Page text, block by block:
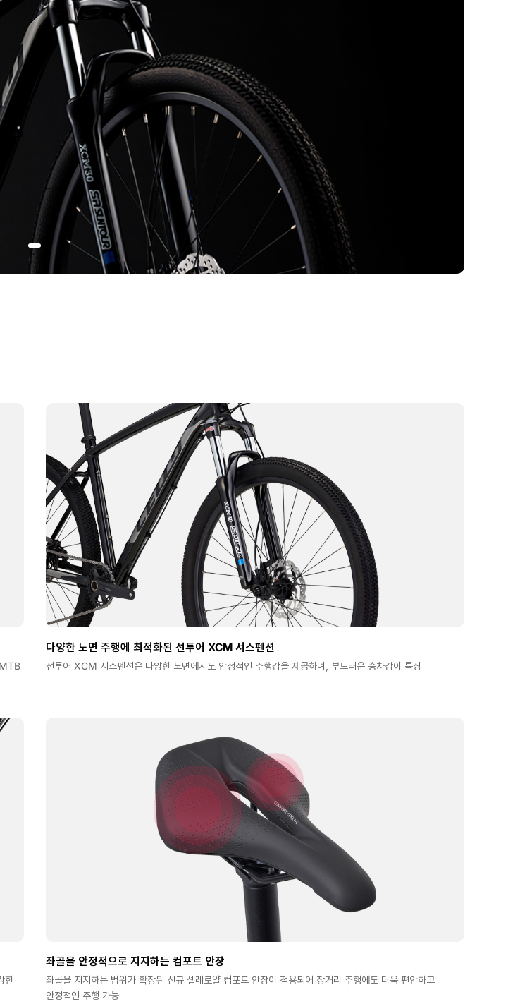
다양한 노면 주행에 최적화된 선투어 XCM 서스펜션
선투어 XCM 서스펜션은 다양한 노면에서도 안정적인 주행감을 제공하며, 부드러운 승차감이 특징
한
좌골을 안정적으로 지지하는 컴포트 안장
좌골을 지지하는 범위가 확장된 신규 셀레로얄 컴포트 안장이 적용되어 장거리 주행에도 더욱 편안하고
안정적인 주행 가능